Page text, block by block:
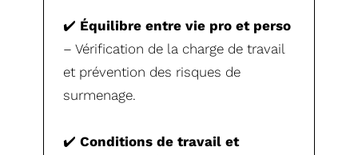
✔️ Équilibre entre vie pro et perso
– Vérification de la charge de travail
et prévention des risques de
surmenage.
✔️Conditions de travail et